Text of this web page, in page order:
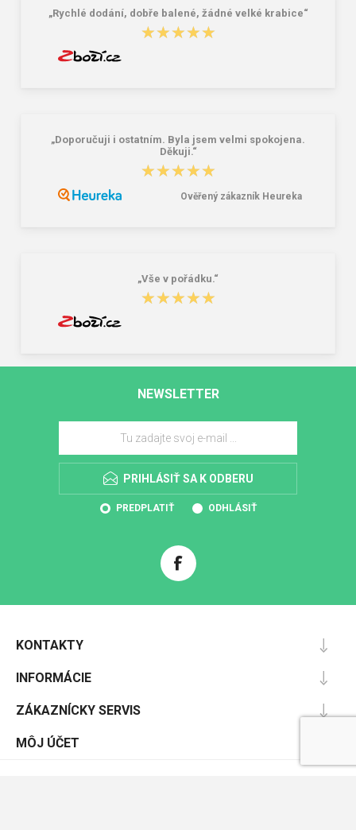
„Rychlé dodání, dobře balené, žádné velké krabice“
★★★★★
★★★★★
„Doporučuji i ostatním. Byla jsem velmi spokojena.
Děkuji.“
★★★★★
★★★★★
Ověřený zákazník Heureka
„Vše v pořádku.“
★★★★★
★★★★★
NEWSLETTER
PRIHLÁSIŤ SA K ODBERU
PREDPLATIŤ ODHLÁSIŤ
KONTAKTY
INFORMÁCIE
ZÁKAZNÍCKY SERVIS
MÔJ ÚČET